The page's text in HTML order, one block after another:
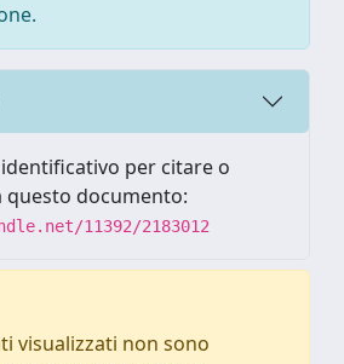
per citare o
questo documento:
11392/2183012
visualizzati non sono